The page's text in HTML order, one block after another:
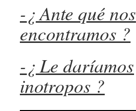
-¿ Ante qué nos
encontramos ?
-¿ Le daríamos
inotropos ?